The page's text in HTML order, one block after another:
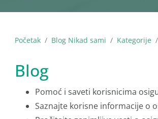
Početak Blog Nikad sami Kategorije
Blog
Pomoć i saveti korisnicima
Saznajte korisne informacije o